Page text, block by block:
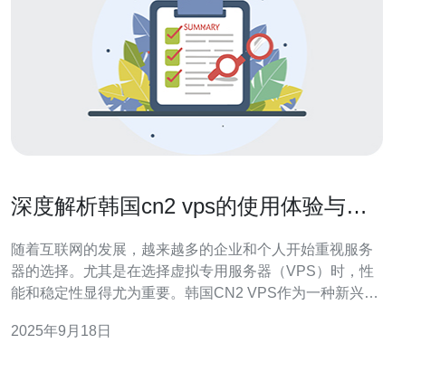
深度解析韩国cn2 vps的使用体验与性
随着互联网的发展，越来越多的企业和个人开始重视服务
器的选择。尤其是在选择虚拟专用服务器（VPS）时，性
能和稳定性显得尤为重要。韩国CN2 VPS作为一种新兴的
的青睐。本文将深入分析韩国CN2 VPS的使用体验与性
2025年9月18日